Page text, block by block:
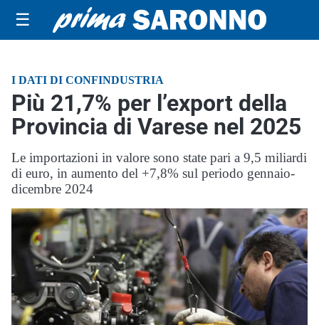
☰
I DATI DI CONFINDUSTRIA
Più 21,7% per l’export della
Provincia di Varese nel 2025
Le importazioni in valore sono state pari a 9,5 miliardi
di euro, in aumento del +7,8% sul periodo gennaio-
dicembre 2024